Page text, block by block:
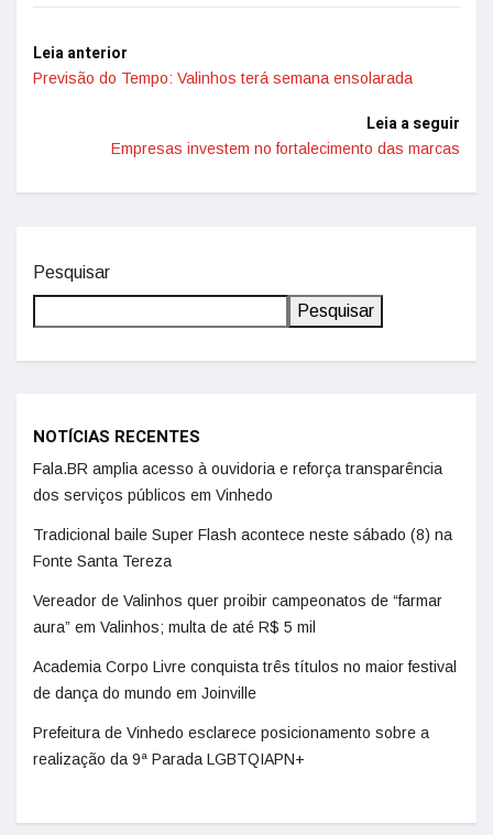
Leia anterior
Previsão do Tempo: Valinhos terá semana ensolarada
Leia a seguir
Empresas investem no fortalecimento das marcas
Pesquisar
Pesquisar
NOTÍCIAS RECENTES
Fala.BR amplia acesso à ouvidoria e reforça transparência
dos serviços públicos em Vinhedo
Tradicional baile Super Flash acontece neste sábado (8) na
Fonte Santa Tereza
Vereador de Valinhos quer proibir campeonatos de “farmar
aura” em Valinhos; multa de até R$ 5 mil
Academia Corpo Livre conquista três títulos no maior festival
de dança do mundo em Joinville
Prefeitura de Vinhedo esclarece posicionamento sobre a
realização da 9ª Parada LGBTQIAPN+